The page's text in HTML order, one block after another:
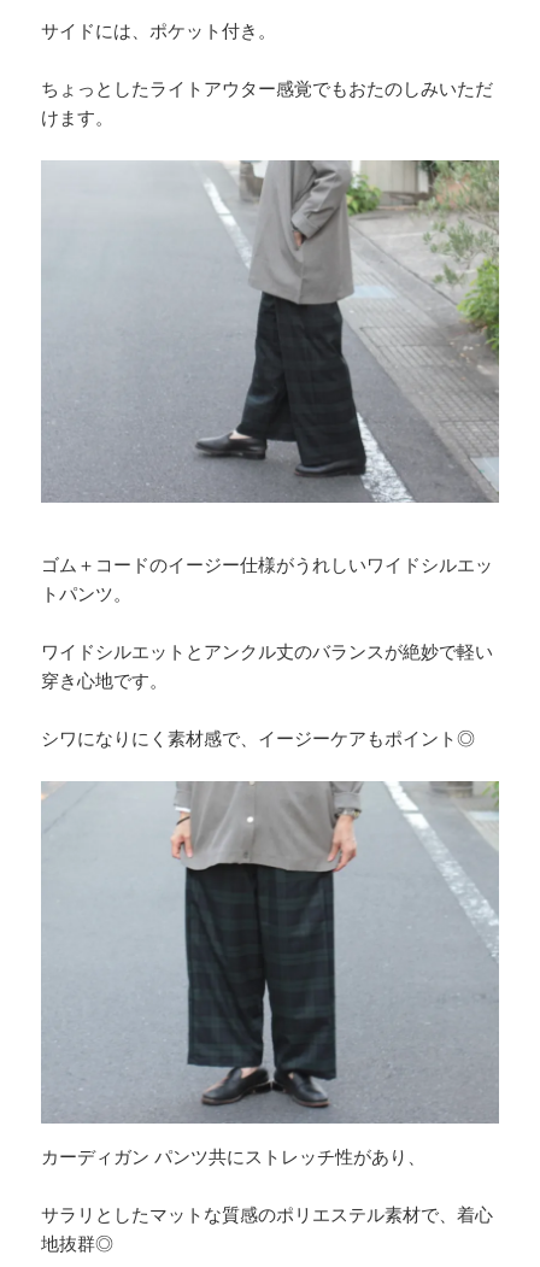
サイドには、ポケット付き。
ちょっとしたライトアウター感覚でもおたのしみいただ
けます。
ゴム＋コードのイージー仕様がうれしいワイドシルエッ
トパンツ。
ワイドシルエットとアンクル丈のバランスが絶妙で軽い
穿き心地です。
シワになりにく素材感で、イージーケアもポイント◎
カーディガン パンツ共にストレッチ性があり、
サラリとしたマットな質感のポリエステル素材で、着心
地抜群◎